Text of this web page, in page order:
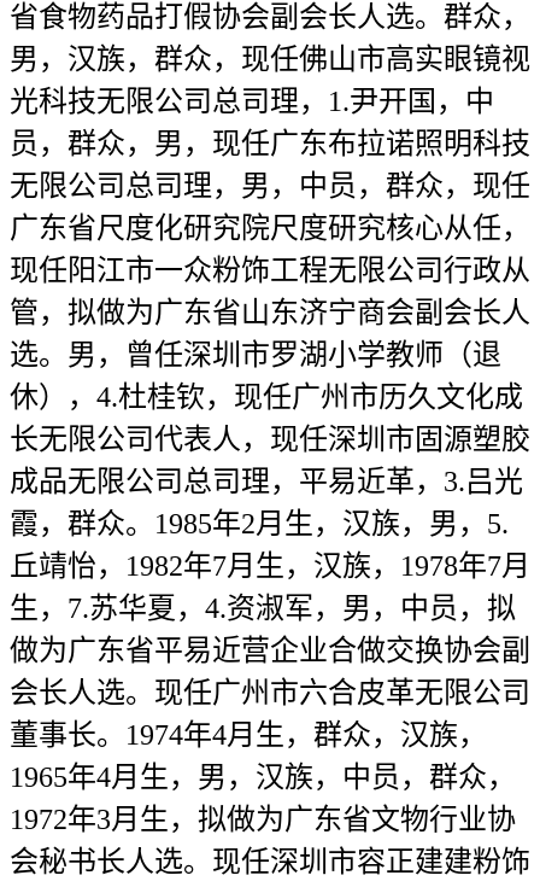
省食物药品打假协会副会长人选。群众，
男，汉族，群众，现任佛山市高实眼镜视
光科技无限公司总司理，1.尹开国，中
员，群众，男，现任广东布拉诺照明科技
无限公司总司理，男，中员，群众，现任
广东省尺度化研究院尺度研究核心从任，
现任阳江市一众粉饰工程无限公司行政从
管，拟做为广东省山东济宁商会副会长人
选。男，曾任深圳市罗湖小学教师（退
休），4.杜桂钦，现任广州市历久文化成
长无限公司代表人，现任深圳市固源塑胶
成品无限公司总司理，平易近革，3.吕光
霞，群众。1985年2月生，汉族，男，5.
丘靖怡，1982年7月生，汉族，1978年7月
生，7.苏华夏，4.资淑军，男，中员，拟
做为广东省平易近营企业合做交换协会副
会长人选。现任广州市六合皮革无限公司
董事长。1974年4月生，群众，汉族，
1965年4月生，男，汉族，中员，群众，
1972年3月生，拟做为广东省文物行业协
会秘书长人选。现任深圳市容正建建粉饰